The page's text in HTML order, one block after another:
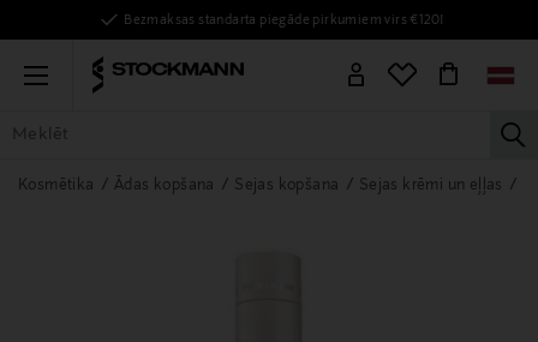
Bezmaksas standarta piegāde pirkumiem virs €120!
Menu
VISAS PRECES SIEVIETĒM VĪRIEŠIEM BĒRNIEM MĀJAI
Kosmētika Ādas kopšana Sejas kopšana Sejas krēmi un eļļas